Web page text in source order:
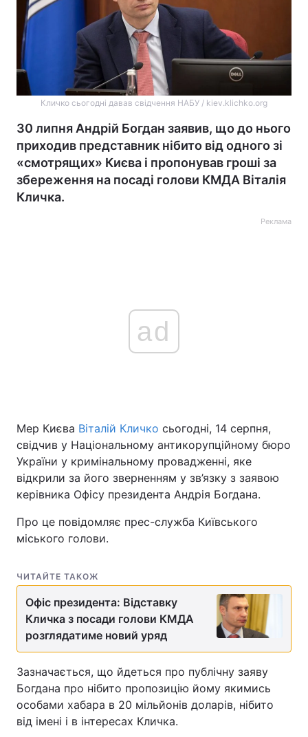
Кличко сьогодні давав свідчення НАБУ / kiev.klichko.org
30 липня Андрій Богдан заявив, що до нього
приходив представник нібито від одного зі
«смотрящих» Києва і пропонував гроші за
збереження на посаді голови КМДА Віталія
Кличка.
Реклама
ad
Мер Києва Віталій Кличко сьогодні, 14 серпня,
свідчив у Національному антикорупційному бюро
України у кримінальному провадженні, яке
відкрили за його зверненням у зв’язку з заявою
керівника Офісу президента Андрія Богдана.
Про це повідомляє прес-служба Київського
міського голови.
ЧИТАЙТЕ ТАКОЖ
Офіс президента: Відставку
Кличка з посади голови КМДА
розглядатиме новий уряд
Зазначається, що йдеться про публічну заяву
Богдана про нібито пропозицію йому якимись
особами хабара в 20 мільйонів доларів, нібито
від імені і в інтересах Кличка.